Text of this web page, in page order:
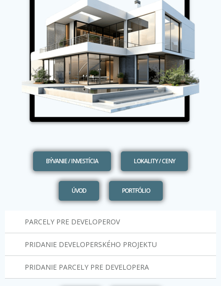
BÝVANIE / INVESTÍCIA LOKALITY / CENY
ÚVOD PORTFÓLIO
PARCELY PRE DEVELOPEROV
PRIDANIE DEVELOPERSKÉHO PROJEKTU
PRIDANIE PARCELY PRE DEVELOPERA